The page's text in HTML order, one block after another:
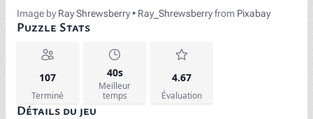
Image byRay Shrewsberry • Ray_Shrewsberryfrom Pixabay
Puzzle Stats
107
Terminé
40s
Meilleur
temps
4.67
Évaluation
Détails du jeu